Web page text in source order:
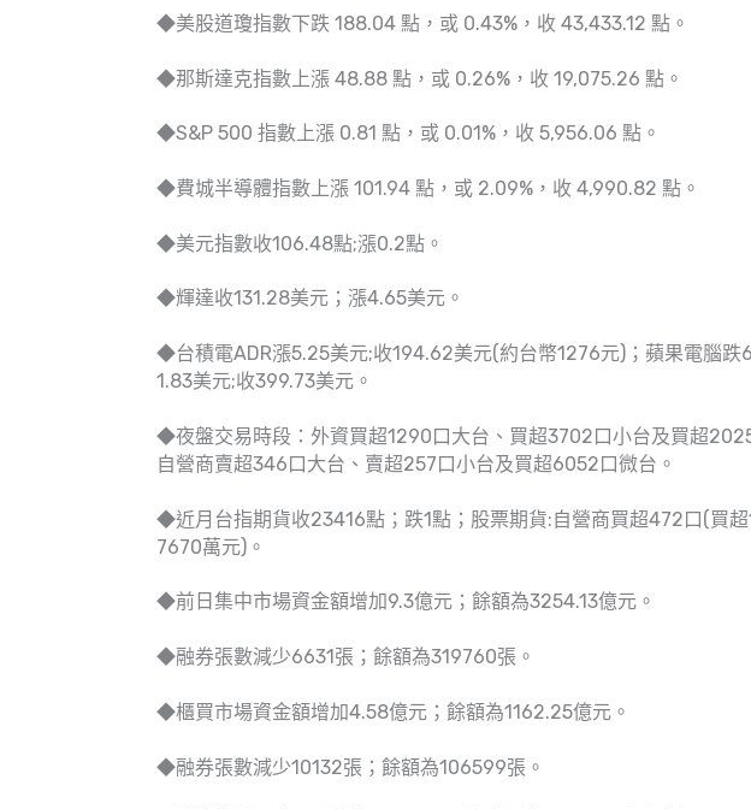
◆美股道瓊指數下跌 188.04 點，或 0.43%，收 43,433.12 點。
◆那斯達克指數上漲 48.88 點，或 0.26%，收 19,075.26 點。
◆S&P 500 指數上漲 0.81 點，或 0.01%，收 5,956.06 點。
◆費城半導體指數上漲 101.94 點，或 2.09%，收 4,990.82 點。
◆美元指數收106.48點;漲0.2點。
◆輝達收131.28美元；漲4.65美元。
◆台積電ADR漲5.25美元;收194.62美元(約台幣1276元)；蘋果電腦
1.83美元;收399.73美元。
◆夜盤交易時段：外資買超1290口大台、買超3702口小台及買超
自營商賣超346口大台、賣超257口小台及買超6052口微台。
◆近月台指期貨收23416點；跌1點；股票期貨:自營商買超472口(買
7670萬元)。
◆前日集中市場資金額增加9.3億元；餘額為3254.13億元。
◆融券張數減少6631張；餘額為319760張。
◆櫃買市場資金額增加4.58億元；餘額為1162.25億元。
◆融券張數減少10132張；餘額為106599張。